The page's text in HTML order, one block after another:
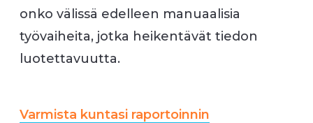
onko välissä edelleen manuaalisia
työvaiheita, jotka heikentävät tiedon
luotettavuutta.
Varmista kuntasi raportoinnin